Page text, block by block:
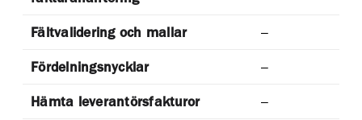
Fältvalidering och mallar –
Fördelningsnycklar –
Hämta leverantörsfakturor –